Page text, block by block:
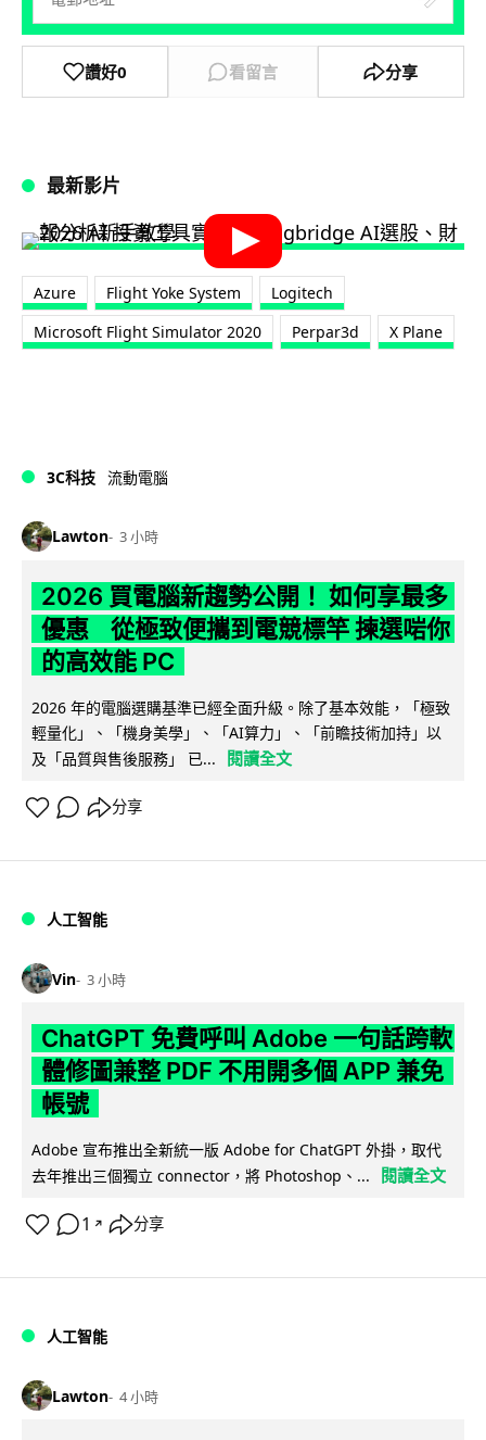
讚好0 看留言 分享
最新影片
Azure Flight Yoke System
Logitech
Microsoft Flight Simulator 2020
Perpar3d X Plane
3C科技 流動電腦
Lawton 3 小時
2026 買電腦新趨勢公開！ 如何享最多
優惠 從極致便攜到電競標竿 揀選啱你
的高效能 PC
2026 年的電腦選購基準已經全面升級。除了基本效能，「極致
輕量化」、「機身美學」、「AI算力」、「前瞻技術加持」以
及「品質與售後服務」 已...
閱讀全文
分享
人工智能
Vin 3 小時
ChatGPT 免費呼叫 Adobe 一句話跨軟
體修圖兼整 PDF 不用開多個 APP 兼免
帳號
Adobe 宣布推出全新統一版 Adobe for ChatGPT 外掛，取代
去年推出三個獨立 connector，將 Photoshop、...
閱讀全文
1 ↗ 分享
人工智能
Lawton 4 小時